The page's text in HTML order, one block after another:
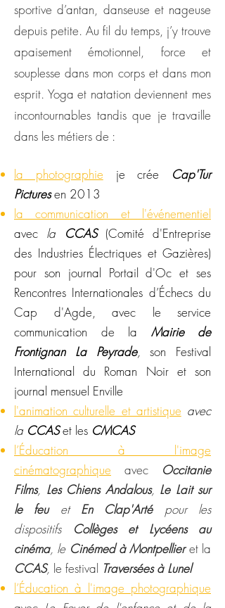
sportive d’antan, danseuse et nageuse
depuis petite. Au fil du temps, j’y trouve
apaisement émotionnel, force et
souplesse dans mon corps et dans mon
esprit. Yoga et natation deviennent mes
incontournables tandis que je travaille
dans les métiers de :
la photographie je crée Cap'Tur
Picturesen 2013
la communication et l'événementiel
avec la CCAS(Comité d'Entreprise
des Industries Électriques et Gazières)
pour son journal Portail d'Oc et ses
Rencontres Internationales d’Échecs du
Cap d'Agde,
avec le service
communication de la Mairie de
Frontignan La Peyrade,son Festival
International du Roman Noir et son
journal mensuel Enville
l'animation culturelle et artistique avec
la CCAS et les CMCAS
l’Éducation à l'image
cinématographique avec Occitanie
Films, Les Chiens Andalous, Le Lait sur
le feu et En Clap'Arté pour les
dispositifs
Collèges et Lycéens au
cinéma, le Cinémed à Montpellier et la
CCAS, le festival Traversées à Lunel
l’Éducation à l'image photographique